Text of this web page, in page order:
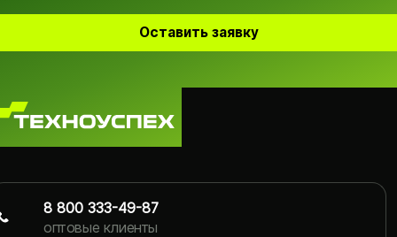
Оставить заявку
8 800 333-49-87
оптовые клиенты